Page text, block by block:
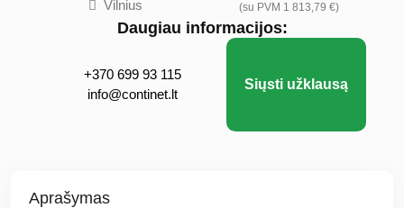
Vilnius
(su PVM 1 813,79 €)
Daugiau informacijos:
+370 699 93 115
info@continet.lt
Siųsti užklausą
Aprašymas